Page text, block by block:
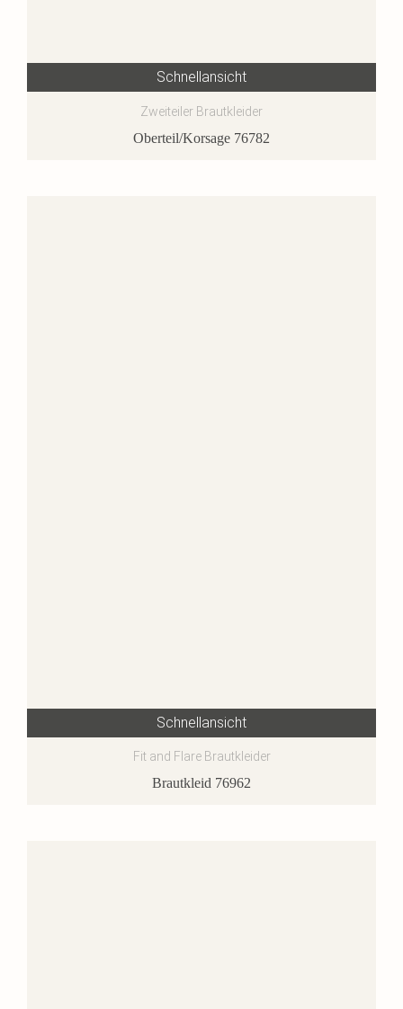
Schnellansicht
Zweiteiler Brautkleider
Oberteil/Korsage 76782
Schnellansicht
Fit and Flare Brautkleider
Brautkleid 76962